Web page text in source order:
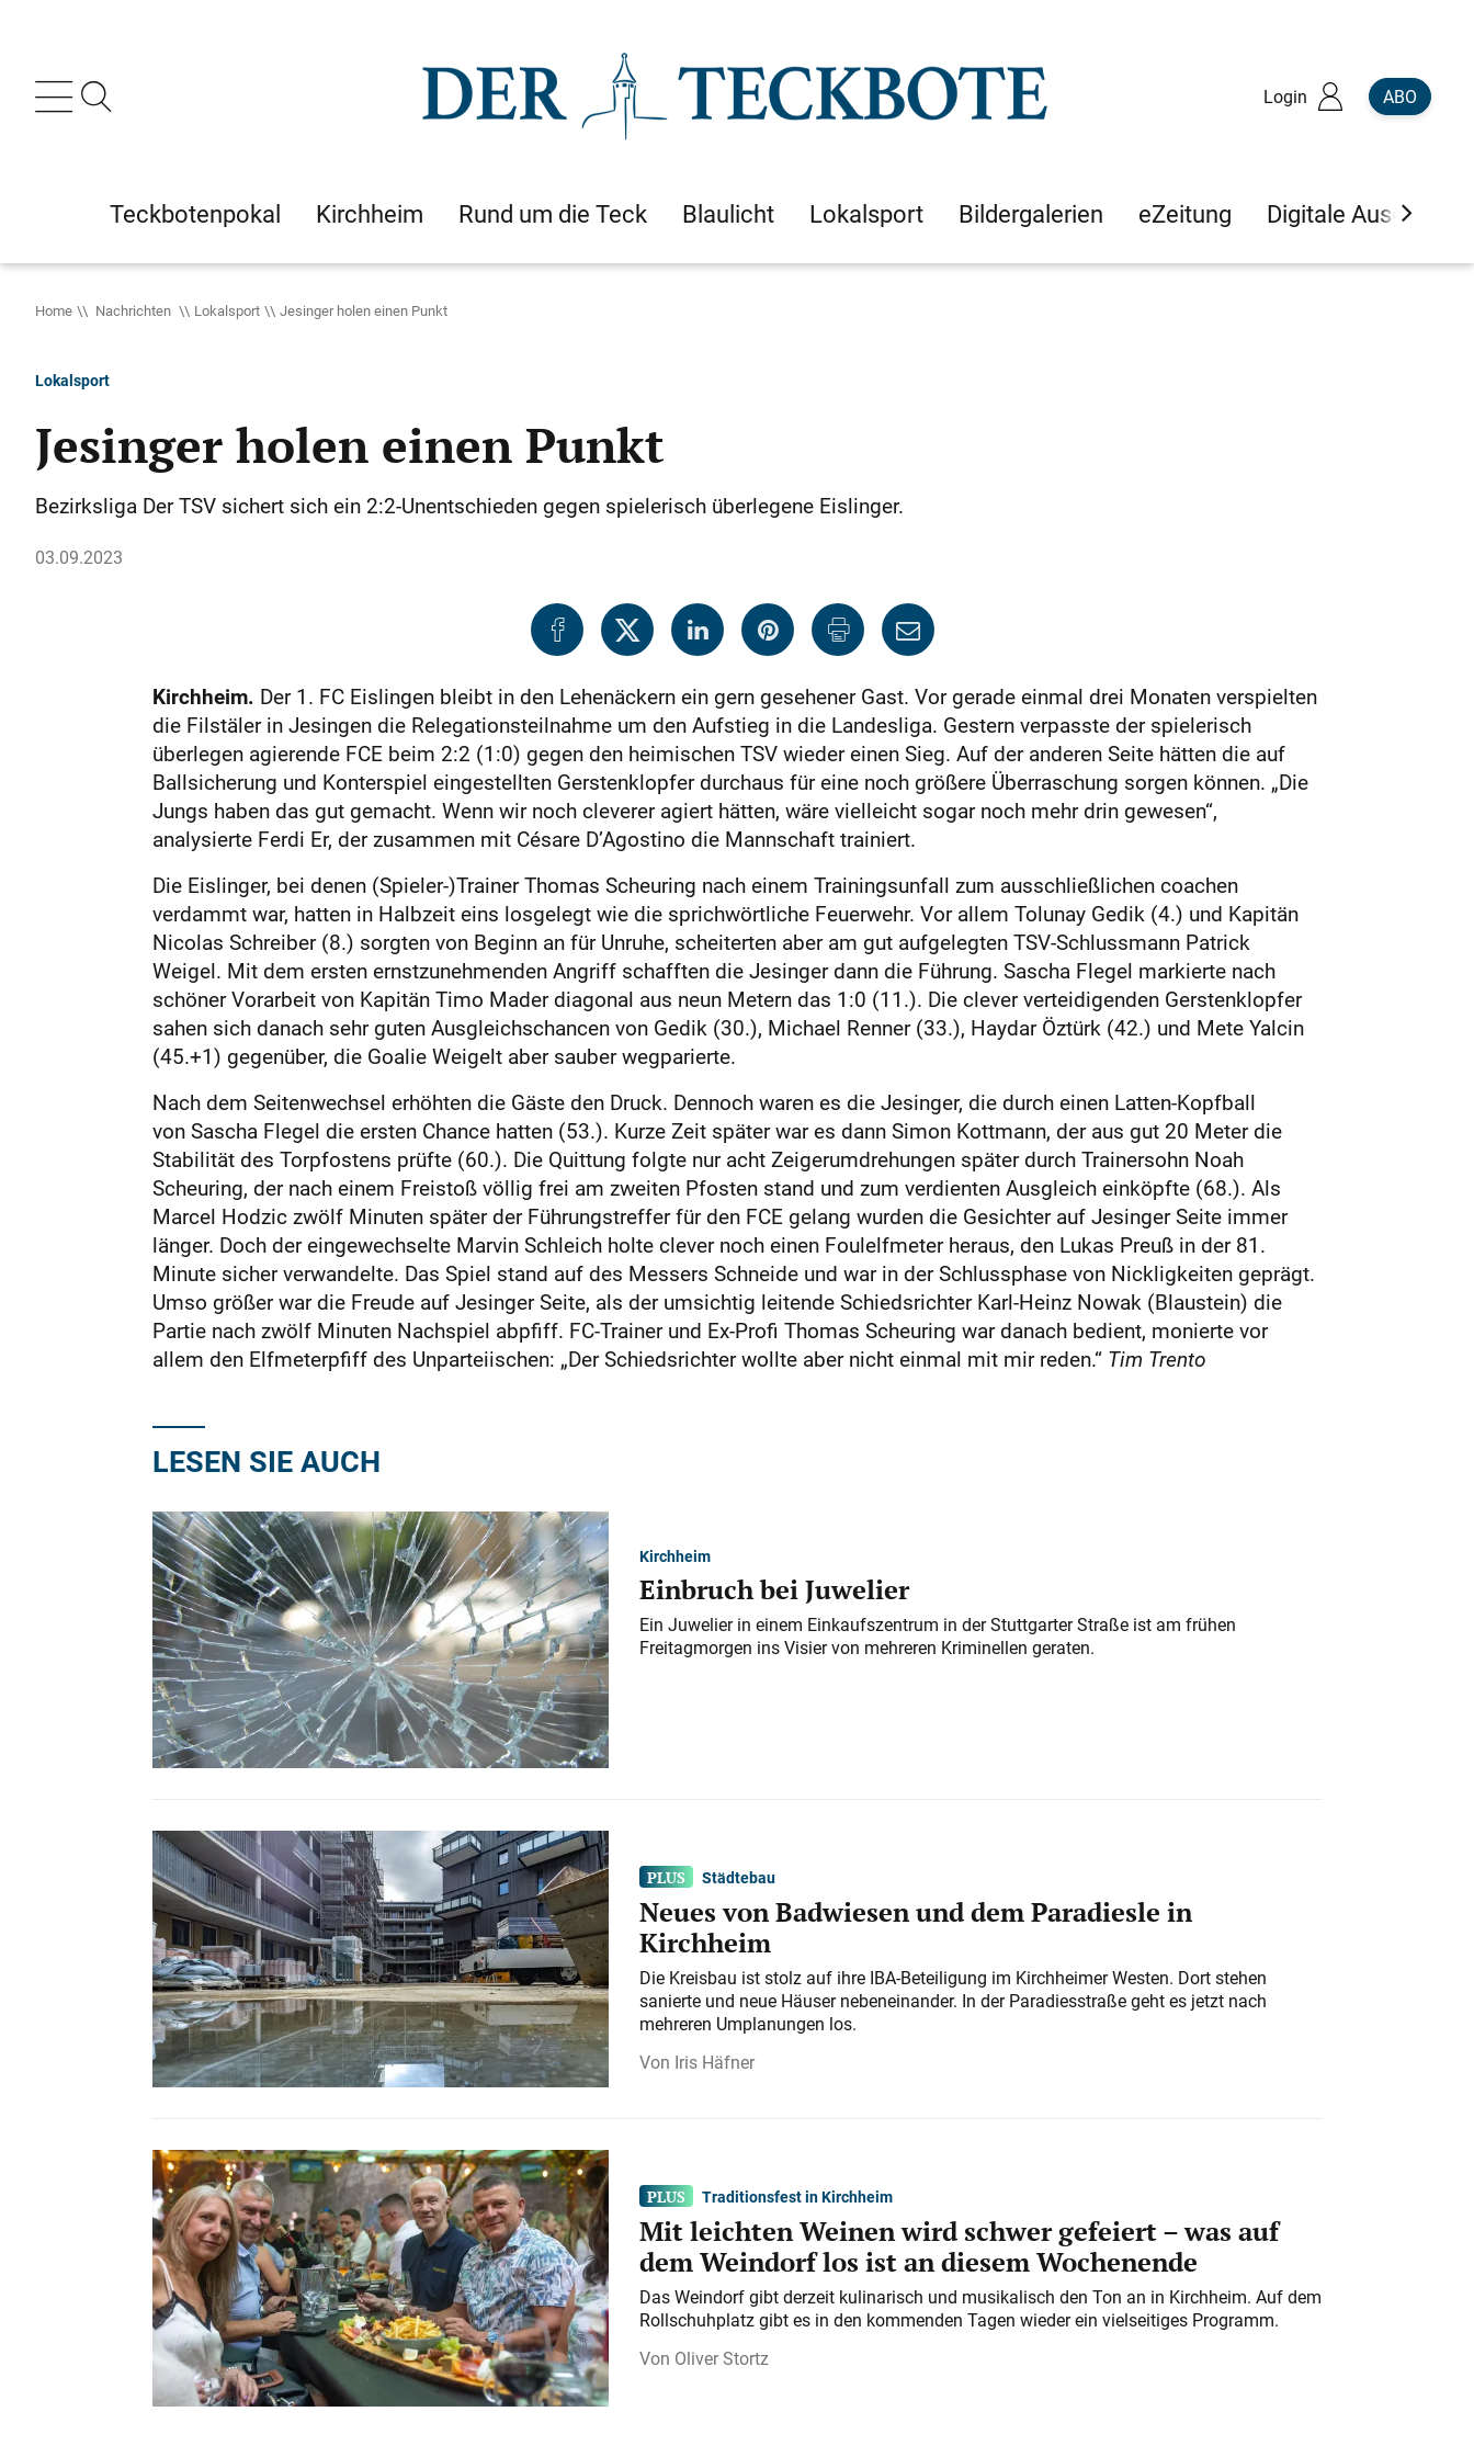
Login ABO
Teckbotenpokal Kirchheim Rund um die Teck Blaulicht Lokalsport Bildergalerien eZeitung Digitale Ausgaben
Home Nachrichten Lokalsport Jesinger holen einen Punkt
Lokalsport
Jesinger holen einen Punkt
Bezirksliga Der TSV sichert sich ein 2:2-Unentschieden gegen spielerisch überlegene Eislinger.
03.09.2023
Kirchheim. Der 1. FC Eislingen bleibt in den Lehenäckern ein gern gesehener Gast. Vor gerade einmal drei Monaten verspielten
die Filstäler in Jesingen die Relegationsteilnahme um den Aufstieg in die Landesliga. Gestern verpasste der spielerisch
überlegen agierende FCE beim 2:2 (1:0) gegen den heimischen TSV wieder einen Sieg. Auf der anderen Seite hätten die auf
Ballsicherung und Konterspiel eingestellten Gerstenklopfer durchaus für eine noch größere Überraschung sorgen können. „Die
Jungs haben das gut gemacht. Wenn wir noch cleverer agiert hätten, wäre vielleicht sogar noch mehr drin gewesen“,
analysierte Ferdi Er, der zusammen mit Césare D’Agostino die Mannschaft trainiert.
Die Eislinger, bei denen (Spieler-)Trainer Thomas Scheuring nach einem Trainingsunfall zum ausschließlichen coachen
verdammt war, hatten in Halbzeit eins losgelegt wie die sprichwörtliche Feuerwehr. Vor allem Tolunay Gedik (4.) und Kapitän
Nicolas Schreiber (8.) sorgten von Beginn an für Unruhe, scheiterten aber am gut aufgelegten TSV-Schlussmann Patrick
Weigel. Mit dem ersten ernstzunehmenden Angriff schafften die Jesinger dann die Führung. Sascha Flegel markierte nach
schöner Vorarbeit von Kapitän Timo Mader diagonal aus neun Metern das 1:0 (11.). Die clever verteidigenden Gerstenklopfer
sahen sich danach sehr guten Ausgleichschancen von Gedik (30.), Michael Renner (33.), Haydar Öztürk (42.) und Mete Yalcin
(45.+1) gegenüber, die Goalie Weigelt aber sauber wegparierte.
Nach dem Seitenwechsel erhöhten die Gäste den Druck. Dennoch waren es die Jesinger, die durch einen Latten-Kopfball
von Sascha Flegel die ersten Chance hatten (53.). Kurze Zeit später war es dann Simon Kottmann, der aus gut 20 Meter die
Stabilität des Torpfostens prüfte (60.). Die Quittung folgte nur acht Zeigerumdrehungen später durch Trainersohn Noah
Scheuring, der nach einem Freistoß völlig frei am zweiten Pfosten stand und zum verdienten Ausgleich einköpfte (68.). Als
Marcel Hodzic zwölf Minuten später der Führungstreffer für den FCE gelang wurden die Gesichter auf Jesinger Seite immer
länger. Doch der eingewechselte Marvin Schleich holte clever noch einen Foulelfmeter heraus, den Lukas Preuß in der 81.
Minute sicher verwandelte. Das Spiel stand auf des Messers Schneide und war in der Schlussphase von Nickligkeiten geprägt.
Umso größer war die Freude auf Jesinger Seite, als der umsichtig leitende Schiedsrichter Karl-Heinz Nowak (Blaustein) die
Partie nach zwölf Minuten Nachspiel abpfiff. FC-Trainer und Ex-Profi Thomas Scheuring war danach bedient, monierte vor
allem den Elfmeterpfiff des Unparteiischen: „Der Schiedsrichter wollte aber nicht einmal mit mir reden.“ Tim Trento
LESEN SIE AUCH
Kirchheim
Einbruch bei Juwelier
Ein Juwelier in einem Einkaufszentrum in der Stuttgarter Straße ist am frühen
Freitagmorgen ins Visier von mehreren Kriminellen geraten.
Städtebau
Neues von Badwiesen und dem Paradiesle in
Kirchheim
Die Kreisbau ist stolz auf ihre IBA-Beteiligung im Kirchheimer Westen. Dort stehen
sanierte und neue Häuser nebeneinander. In der Paradiesstraße geht es jetzt nach
mehreren Umplanungen los.
Iris Häfner
Traditionsfest in Kirchheim
Mit leichten Weinen wird schwer gefeiert – was auf
dem Weindorf los ist an diesem Wochenende
Das Weindorf gibt derzeit kulinarisch und musikalisch den Ton an in Kirchheim. Auf dem
Rollschuhplatz gibt es in den kommenden Tagen wieder ein vielseitiges Programm.
Oliver Stortz